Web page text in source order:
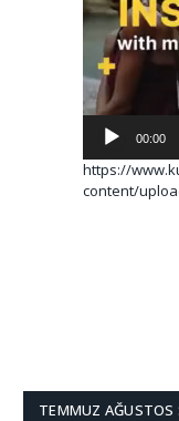
00:00
https://
content/
TEMMUZ AĞUSTOS